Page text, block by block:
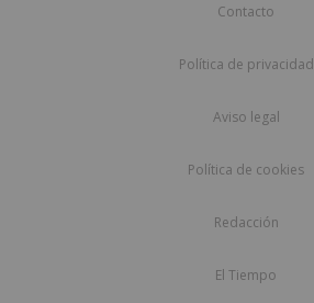
Contacto
Política de privacidad
Aviso legal
Política de cookies
Redacción
El Tiempo